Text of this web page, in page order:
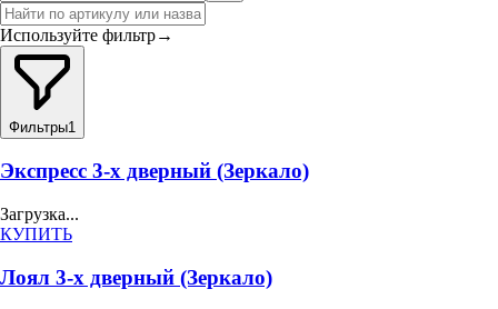
Используйте фильтр→
Фильтры1
Экспресс 3-х дверный (Зеркало)
Загрузка...
КУПИТЬ
Лоял 3-х дверный (Зеркало)